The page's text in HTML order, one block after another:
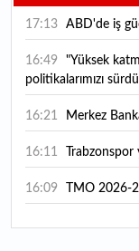
17:13 ABD'de iş
16:49
politikalarımızı
16:21 Merkez
16:11 Trabzonspor
16:09 TMO 2026-